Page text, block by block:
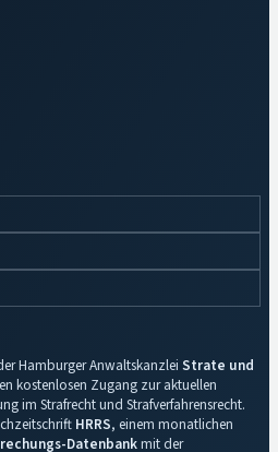
Hamburger Anwaltskanzlei Strate und
kostenlosen Zugang zur aktuellen
im Strafrecht und Strafverfahrensrecht.
HRRS, einem monatlichen
Datenbankmit der